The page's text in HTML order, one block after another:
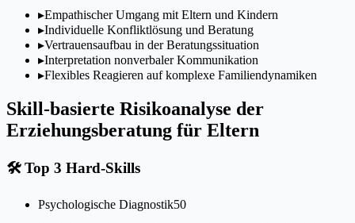
▸Empathischer Umgang mit Eltern und Kindern
▸Individuelle Konfliktlösung und Beratung
▸Vertrauensaufbau in der Beratungssituation
▸Interpretation nonverbaler Kommunikation
▸Flexibles Reagieren auf komplexe Familiendynamiken
Skill-basierte Risikoanalyse der
Erziehungsberatung für Eltern
🛠Top 3 Hard-Skills
Psychologische Diagnostik50